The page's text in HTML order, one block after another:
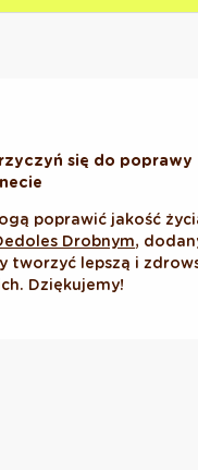
się do poprawy
poprawić jakość
Drobnym,
tworzyć lepszą i
Dziękujemy!